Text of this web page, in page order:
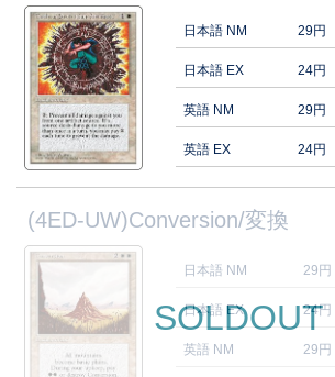
日本語 NM 29円
日本語 EX 24円
英語 NM 29円
英語 EX 24円
(4ED-UW)Conversion/変換
日本語 NM 29円
日本語 EX 24円
英語 NM 29円
SOLDOUT